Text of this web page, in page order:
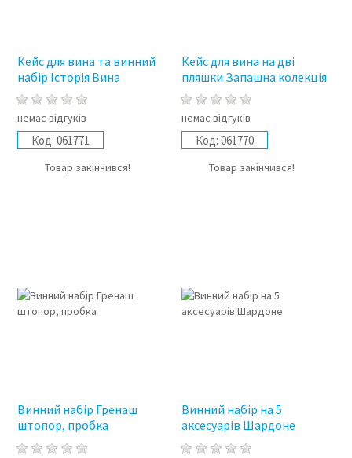
Кейс для вина та винний
набір Історія Вина
немає відгуків
Код: 061771
Товар закінчився!
Кейс для вина на дві
пляшки Запашна колекція
немає відгуків
Код: 061770
Товар закінчився!
Винний набір Гренаш
штопор, пробка
Винний набір на 5
аксесуарів Шардоне